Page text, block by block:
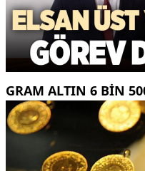
GRAM ALTIN 6 BIN